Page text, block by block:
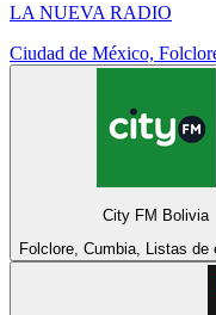
LA NUEVA RADIO
Ciudad de México,
City FM Bolivia
Folclore, Cumbia, Listas de